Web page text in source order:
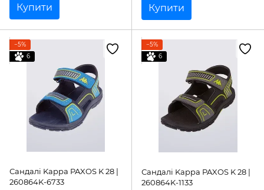
Купити Купити
−5%
6
Сандалі Kappa PAXOS K 28 |
260864K-6733
−5%
6
Сандалі Kappa PAXOS K 28 |
260864K-1133